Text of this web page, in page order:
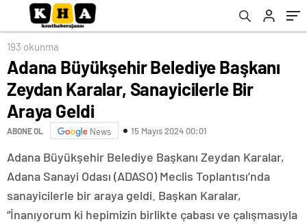
193 okunma
Adana Büyükşehir Belediye Başkanı
Zeydan Karalar, Sanayicilerle Bir
Araya Geldi
ABONE OL News 15 Mayıs 2024 00:01
Adana Büyükşehir Belediye Başkanı Zeydan Karalar,
Adana Sanayi Odası (ADASO) Meclis Toplantısı’nda
sanayicilerle bir araya geldi. Başkan Karalar,
“İnanıyorum ki hepimizin birlikte çabası ve çalışmasıyla